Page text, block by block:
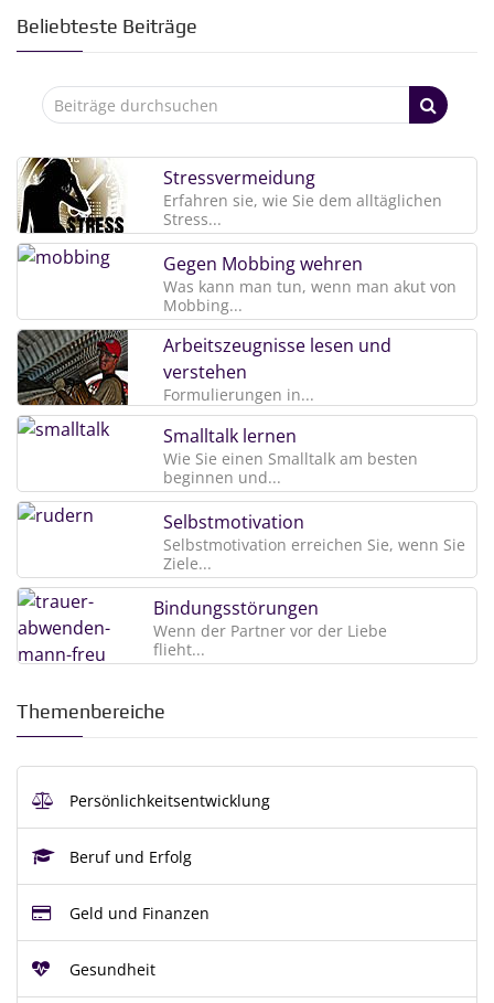
Beliebteste Beiträge
Stressvermeidung
Erfahren sie, wie Sie dem alltäglichen
Stress...
Gegen Mobbing wehren
Was kann man tun, wenn man akut von
Mobbing...
Arbeitszeugnisse lesen und
verstehen
Formulierungen in...
Smalltalk lernen
Wie Sie einen Smalltalk am besten
beginnen und...
Selbstmotivation
Selbstmotivation erreichen Sie, wenn Sie
Ziele...
Bindungsstörungen
Wenn der Partner vor der Liebe
flieht...
Themenbereiche
Persönlichkeitsentwicklung
Beruf und Erfolg
Geld und Finanzen
Gesundheit